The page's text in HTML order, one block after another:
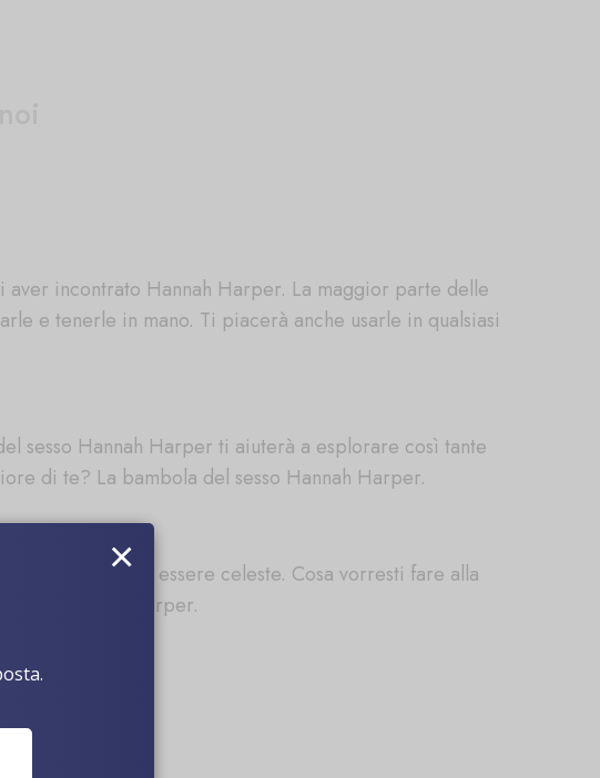
incontrato Hannah Harper. La maggior parte delle
e tenerle in mano. Ti piacerà anche usarle in qualsiasi
sesso Hannah Harper ti aiuterà a esplorare così tante
di te? La bambola del sesso Hannah Harper.
con un essere celeste. Cosa vorresti fare alla
Hannah Harper.
×